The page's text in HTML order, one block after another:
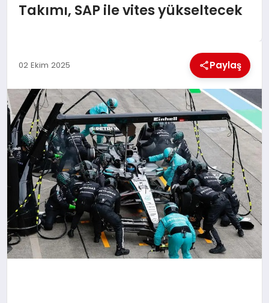
KÜLTÜREL
Takımı, SAP ile vites yükseltecek
02 Ekim 2025 Paylaş